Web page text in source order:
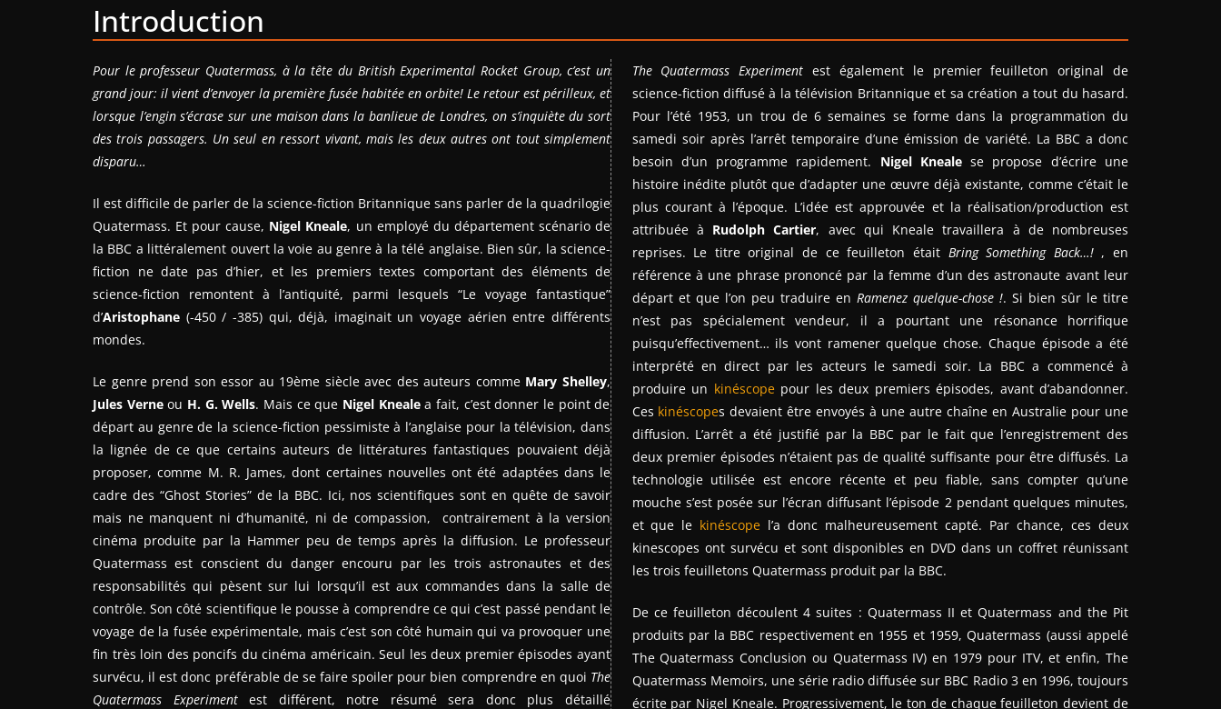
Introduction
Pour le professeur Quatermass, à la tête du British Experimental Rocket Group, c’est un
grand jour: il vient d’envoyer la première fusée habitée en orbite! Le retour est périlleux, et
lorsque l’engin s’écrase sur une maison dans la banlieue de Londres, on s’inquiète du sort
des trois passagers. Un seul en ressort vivant, mais les deux autres ont tout simplement
disparu…
Il est difficile de parler de la science-fiction Britannique sans parler de la quadrilogie
Quatermass. Et pour cause, Nigel Kneale, un employé du département scénario de
la BBC a littéralement ouvert la voie au genre à la télé anglaise. Bien sûr, la science-
fiction ne date pas d’hier, et les premiers textes comportant des éléments de
science-fiction remontent à l’antiquité, parmi lesquels “Le voyage fantastique”
d’Aristophane (-450 / -385) qui, déjà, imaginait un voyage aérien entre différents
mondes.
Le genre prend son essor au 19ème siècle avec des auteurs comme Mary Shelley,
Jules Verneou H. G. Wells. Mais ce que Nigel Knealea fait, c’est donner le point de
départ au genre de la science-fiction pessimiste à l’anglaise pour la télévision, dans
la lignée de ce que certains auteurs de littératures fantastiques pouvaient déjà
proposer, comme M. R. James, dont certaines nouvelles ont été adaptées dans le
cadre des “Ghost Stories” de la BBC. Ici, nos scientifiques sont en quête de savoir
mais ne manquent ni d’humanité, ni de compassion, contrairement à la version
cinéma produite par la Hammer peu de temps après la diffusion. Le professeur
Quatermass est conscient du danger encouru par les trois astronautes et des
responsabilités qui pèsent sur lui lorsqu’il est aux commandes dans la salle de
contrôle. Son côté scientifique le pousse à comprendre ce qui c’est passé pendant le
voyage de la fusée expérimentale, mais c’est son côté humain qui va provoquer une
fin très loin des poncifs du cinéma américain. Seul les deux premier épisodes ayant
survécu, il est donc préférable de se faire spoiler pour bien comprendre en quoi The
Quatermass Experimentest différent, notre résumé sera donc plus détaillé
The Quatermass Experiment est également le premier feuilleton original de
science-fiction diffusé à la télévision Britannique et sa création a tout du hasard.
Pour l’été 1953, un trou de 6 semaines se forme dans la programmation du
samedi soir après l’arrêt temporaire d’une émission de variété. La BBC a donc
besoin d’un programme rapidement. Nigel Knealese propose d’écrire une
histoire inédite plutôt que d’adapter une œuvre déjà existante, comme c’était le
plus courant à l’époque. L’idée est approuvée et la réalisation/production est
attribuée à Rudolph Cartier, avec qui Kneale travaillera à de nombreuses
reprises. Le titre original de ce feuilleton était Bring Something Back…!, en
référence à une phrase prononcé par la femme d’un des astronaute avant leur
départ et que l’on peu traduire en Ramenez quelque-chose !. Si bien sûr le titre
n’est pas spécialement vendeur, il a pourtant une résonance horrifique
puisqu’effectivement… ils vont ramener quelque chose. Chaque épisode a été
interprété en direct par les acteurs le samedi soir. La BBC a commencé à
produire un kinéscopepour les deux premiers épisodes, avant d’abandonner.
Ces kinéscopes devaient être envoyés à une autre chaîne en Australie pour une
diffusion. L’arrêt a été justifié par la BBC par le fait que l’enregistrement des
deux premier épisodes n’étaient pas de qualité suffisante pour être diffusés. La
technologie utilisée est encore récente et peu fiable, sans compter qu’une
mouche s’est posée sur l’écran diffusant l’épisode 2 pendant quelques minutes,
et que le kinéscope l’a donc malheureusement capté. Par chance, ces deux
kinescopes ont survécu et sont disponibles en DVD dans un coffret réunissant
les trois feuilletons Quatermass produit par la BBC.
De ce feuilleton découlent 4 suites : Quatermass II et Quatermass and the Pit
produits par la BBC respectivement en 1955 et 1959, Quatermass (aussi appelé
The Quatermass Conclusion ou Quatermass IV) en 1979 pour ITV, et enfin, The
Quatermass Memoirs, une série radio diffusée sur BBC Radio 3 en 1996, toujours
écrite par Nigel Kneale. Progressivement, le ton de chaque feuilleton devient de